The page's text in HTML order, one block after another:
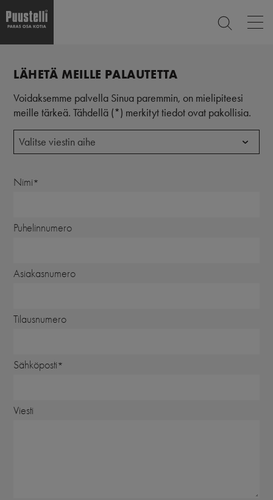
menu
fi
LÄHETÄ MEILLE PALAUTETTA
Voidaksemme palvella Sinua paremmin, on mielipiteesi
meille tärkeä. Tähdellä (*) merkityt tiedot ovat pakollisia.
Valitse viestin aihe
Nimi
Puhelinnumero
Asiakasnumero
Tilausnumero
Sähköposti
Viesti